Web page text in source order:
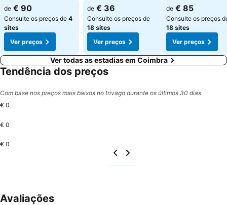
de € 90
Consulte os preços de 4
sites
Ver preços
Ver preços
de € 36
Consulte os preços de
18 sites
Ver preços
Ver preços
de € 85
Consulte os preços
18 sites
Ver preços
Ver todas as estadias em Coimbra
Tendência dos preços
Com base nos preços mais baixos no trivago durante os últimos 30 dias
€ 0
€ 0
€ 0
Avaliações